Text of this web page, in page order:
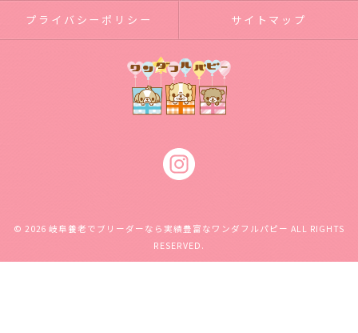
プライバシーポリシー サイトマップ
© 2026 岐阜養老でブリーダーなら実績豊富なワンダフルパピー ALL RIGHTS
RESERVED.